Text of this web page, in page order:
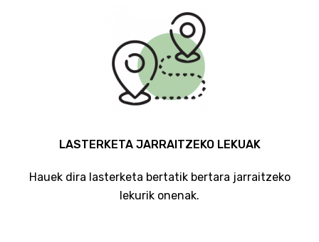
LASTERKETA JARRAITZEKO LEKUAK
Hauek dira lasterketa bertatik bertara jarraitzeko
lekurik onenak.